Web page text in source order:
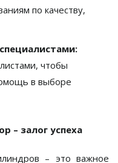
по качеству,
чтобы
в выборе
– залог успеха
– это важное